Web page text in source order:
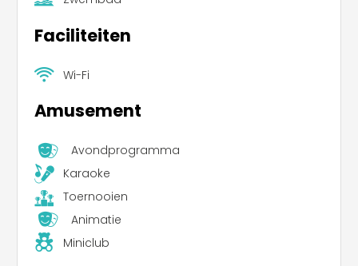
Faciliteiten
Wi-Fi
Amusement
Avondprogramma
Karaoke
Toernooien
Animatie
Miniclub